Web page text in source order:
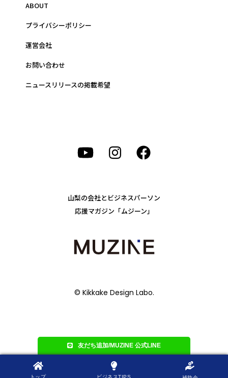
ABOUT
プライバシーポリシー
運営会社
お問い合わせ
ニュースリリースの掲載希望
山梨の会社とビジネスパーソン
応援マガジン「ムジーン」
© Kikkake Design Labo.
友だち追加/MUZINE 公式LINE
トップ ビジネスTIPS